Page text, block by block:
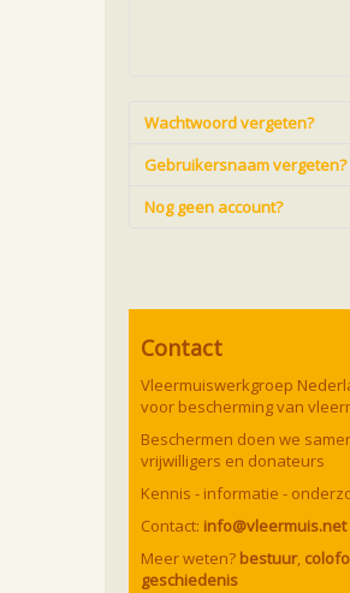
Wachtwoord vergeten?
Gebruikersnaam vergeten?
Nog geen account?
Contact
Vleermuiswerkgroep
voor bescherming van
Beschermen doen we
vrijwilligers en donateurs
Kennis - informatie -
Contact: info@vleermuis.net
Meer weten? bestuur,
geschiedenis